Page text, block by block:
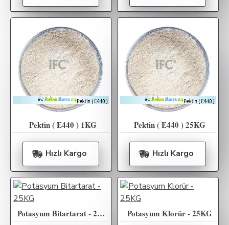
Pektin ( E440 ) 1KG
Hızlı Kargo
Pektin ( E440 ) 25KG
Hızlı Kargo
Potasyum Bitartarat - 25KG Potasyum Klorür - 25KG